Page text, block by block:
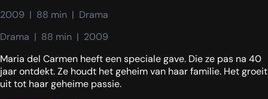
2009  |  88 min  |  Drama
Drama  |  88 min  |  2009
Maria del Carmen heeft een speciale gave. Die ze pas na 40
jaar ontdekt. Ze houdt het geheim van haar familie. Het groeit
uit tot haar geheime passie.